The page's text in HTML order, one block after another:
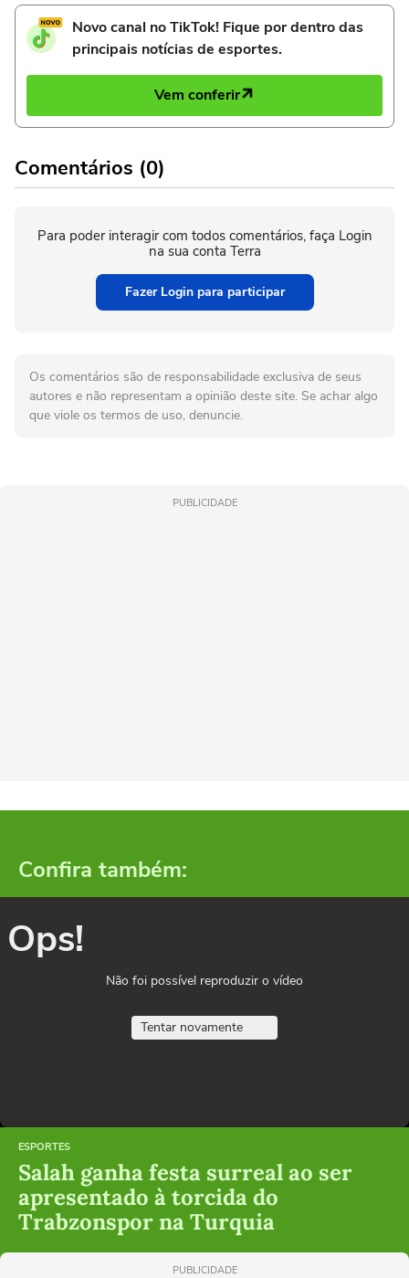
Novo canal no TikTok! Fique por dentro das
principais notícias de esportes.
Vem conferir
Comentários (0)
Para poder interagir com todos comentários, faça Login
na sua conta Terra
Fazer Login para participar
Os comentários são de responsabilidade exclusiva de seus
autores e não representam a opinião deste site. Se achar algo
que viole os termos de uso, denuncie.
PUBLICIDADE
Confira também:
Ops!
Não foi possível reproduzir o vídeo
Tentar novamente
ESPORTES
Salah ganha festa surreal ao ser
apresentado à torcida do
Trabzonspor na Turquia
PUBLICIDADE